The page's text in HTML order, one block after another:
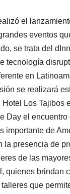
el
eventos
se trata del
tecnología
en
se realizará
Hotel Los Tajibos
Day el encuentro
importante de
la presencia de
de las
quienes brindan
que